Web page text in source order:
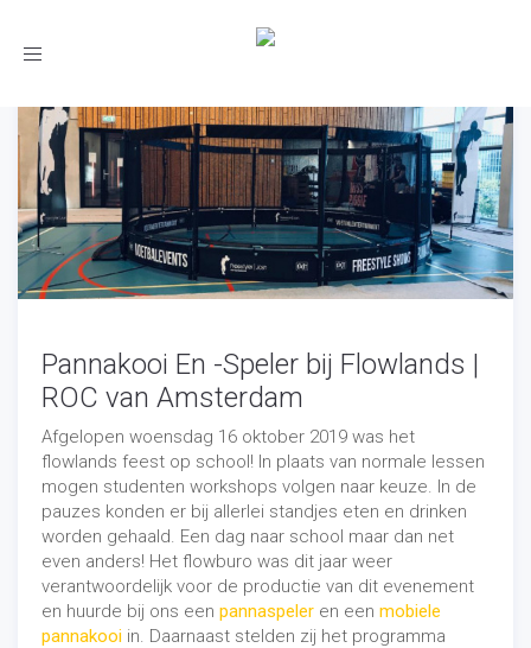
Toggle
Pannakooi En -Speler bij Flowlands |
ROC van Amsterdam
Afgelopen woensdag 16 oktober 2019 was het
flowlands feest op school! In plaats van normale lessen
mogen studenten workshops volgen naar keuze. In de
pauzes konden er bij allerlei standjes eten en drinken
worden gehaald. Een dag naar school maar dan net
even anders! Het flowburo was dit jaar weer
verantwoordelijk voor de productie van dit evenement
en huurde bij ons een pannaspeler en een mobiele
pannakooi in. Daarnaast stelden zij het programma